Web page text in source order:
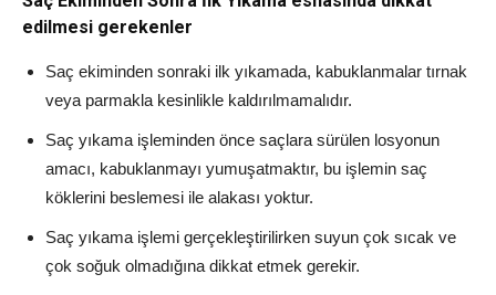
edilmesi gerekenler
Saç ekiminden sonraki ilk yıkamada, kabuklanmalar tırnak
veya parmakla kesinlikle kaldırılmamalıdır.
Saç yıkama işleminden önce saçlara sürülen losyonun
amacı, kabuklanmayı yumuşatmaktır, bu işlemin saç
köklerini beslemesi ile alakası yoktur.
Saç yıkama işlemi gerçekleştirilirken suyun çok sıcak ve
çok soğuk olmadığına dikkat etmek gerekir.